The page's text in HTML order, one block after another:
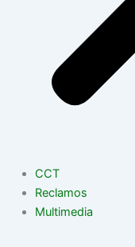
CCT
Reclamos
Multimedia